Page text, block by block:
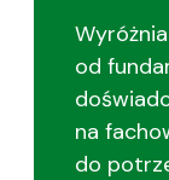
od
na
do